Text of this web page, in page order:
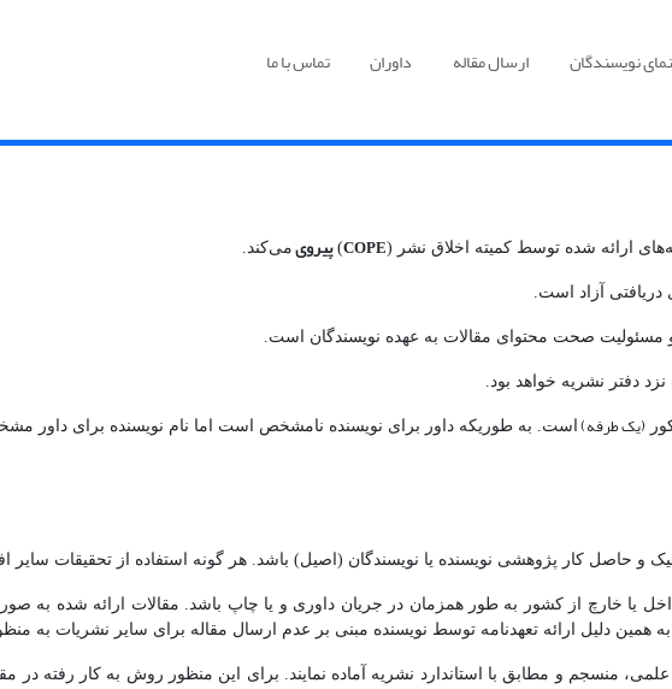
نویسندگان ارسال مقاله داوران تماس با ما
ارائه شده توسط کمیته اخلاق نشر (COPE
)پیروی می‌کند.
آزاد است.
صحت محتوای مقالات به عهده نویسندگان است.
دفتر نشریه خواهد بود.
(یک طرفه) است. به طوریکه داور برای نویسنده نامشخص است اما نام نویسنده برای داور
کار پژوهشی نویسنده یا نویسندگان (اصیل) باشد. هر گونه استفاده از تحقیقات سایر
یا خارچ از کشور به طور همزمان در جریان داوری و یا چاپ باشد. مقالات ارائه شده به
همین دلیل ارائه تعهدنامه توسط نویسنده مبنی بر عدم ارسال مقاله برای سایر نشریات به
منسجم و مطابق با استاندارد نشریه آماده نمایند. برای این منظور روش به کار رفته در